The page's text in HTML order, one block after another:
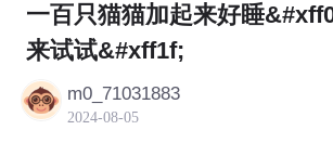
一百只猫猫加起来好睡
来试试&#xff1f;
m0_71031883
2024-08-05